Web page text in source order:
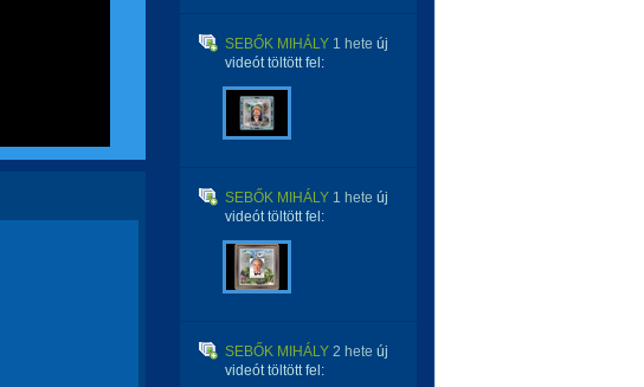
SEBŐK MIHÁLY 1 hete új
videót töltött fel:
SEBŐK MIHÁLY 1 hete új
videót töltött fel:
SEBŐK MIHÁLY 2 hete új
videót töltött fel: